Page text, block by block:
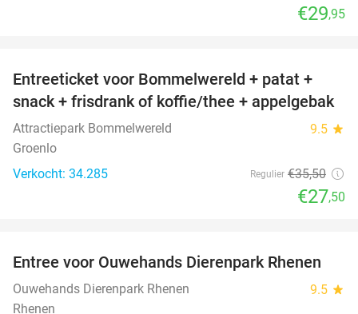
€29,95
23%
Entreeticket voor Bommelwereld + patat +
snack + frisdrank of koffie/thee + appelgebak
Attractiepark Bommelwereld 9.5 star
Groenlo
Verkocht: 34.285
Regulier €35,50
€27,50
19%
Entree voor Ouwehands Dierenpark Rhenen
Ouwehands Dierenpark Rhenen 9.5 star
Rhenen